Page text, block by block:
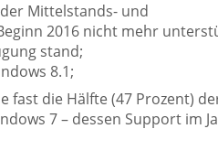
Mittelstands- und
2016 nicht mehr
stand;
8.1;
fast die Hälfte (47 Prozent)
7 – dessen Support im